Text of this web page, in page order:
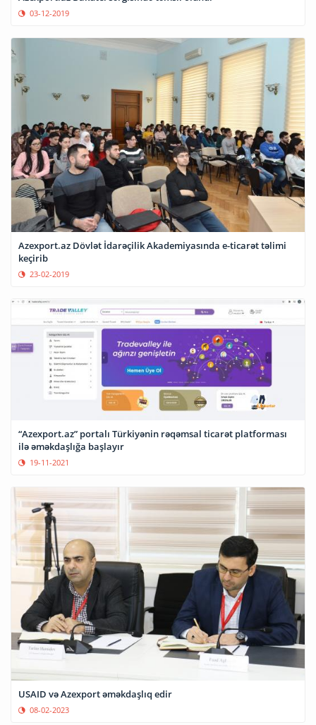
03-12-2019
Azexport.az Dövlət İdarəçilik Akademiyasında e-ticarət təlimi
keçirib
23-02-2019
“Azexport.az” portalı Türkiyənin rəqəmsal ticarət platforması
ilə əməkdaşlığa başlayır
19-11-2021
USAID və Azexport əməkdaşlıq edir
08-02-2023